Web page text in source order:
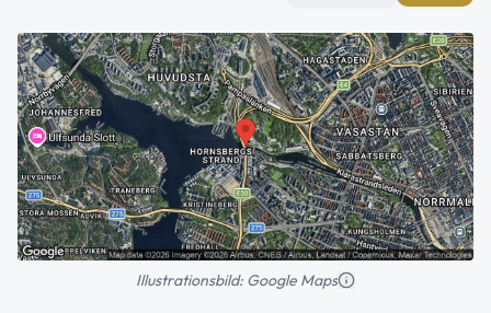
Illustrationsbild: Google Maps